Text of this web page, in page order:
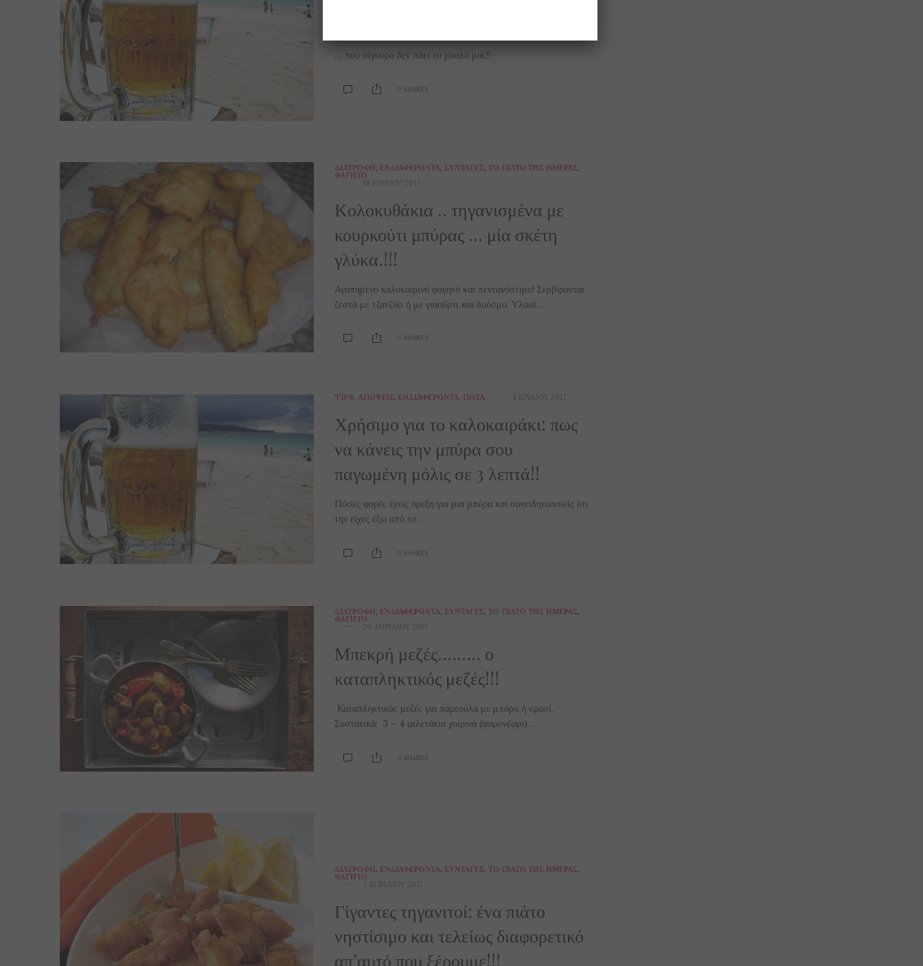
… που σίγουρα δεν πάει το μυαλό μας!!
0 SHARES
ΔΙΑΤΡΟΦΉ, ΕΝΔΙΑΦΈΡΟΝΤΑ, ΣΥΝΤΑΓΈΣ, ΤΟ ΠΙΆΤΟ ΤΗΣ ΗΜΈΡΑΣ,
ΦΑΓΗΤΌ
18 ΙΟΥΛΊΟΥ 2017
Κολοκυθάκια .. τηγανισμένα με
κουρκούτι μπύρας … μία σκέτη
γλύκα.!!!
Αγαπημένο καλοκαιρινό φαγητό και πεντανόστιμο! Σερβίρονται
ζεστά με τζατζίκι ή με γιαούρτι και δυόσμο. Υλικά…
6 SHARES
TIPS, ΑΠΌΨΕΙΣ, ΕΝΔΙΑΦΈΡΟΝΤΑ, ΠΟΤΆ 5 ΙΟΥΛΊΟΥ 2017
Χρήσιμο για το καλοκαιράκι: πως
να κάνεις την μπύρα σου
παγωμένη μόλις σε 3 λεπτά!!
Πόσες φορές έχεις όρεξη για μια μπύρα και συνειδητοποιείς ότι
την είχες έξω από το…
0 SHARES
ΔΙΑΤΡΟΦΉ, ΕΝΔΙΑΦΈΡΟΝΤΑ, ΣΥΝΤΑΓΈΣ, ΤΟ ΠΙΆΤΟ ΤΗΣ ΗΜΈΡΑΣ,
ΦΑΓΗΤΌ
26 ΑΠΡΙΛΊΟΥ 2017
Μπεκρή μεζές……… ο
καταπληκτικός μεζές!!!
Καταπληκτικός μεζές για παρεούλα με μπύρα ή κρασί.
Συστατικά: 3 – 4 φιλετάκια χοιρινά (ψαρονέφρι)…
0 SHARES
ΔΙΑΤΡΟΦΉ, ΕΝΔΙΑΦΈΡΟΝΤΑ, ΣΥΝΤΑΓΈΣ, ΤΟ ΠΙΆΤΟ ΤΗΣ ΗΜΈΡΑΣ,
ΦΑΓΗΤΌ
7 ΑΠΡΙΛΊΟΥ 2017
Γίγαντες τηγανιτοί: ένα πιάτο
νηστίσιμο και τελείως διαφορετικό
απ’αυτό που ξέρουμε!!!